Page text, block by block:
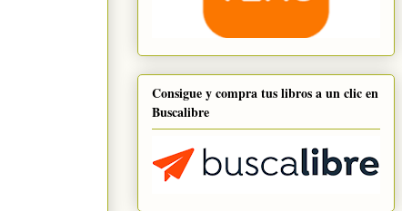
Consigue y compra tus libros a un clic en
Buscalibre